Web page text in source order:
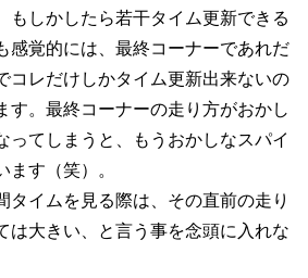
もしかしたら若干タイム更新できる
感覚的には、最終コーナーであれだ
コレだけしかタイム更新出来ないの
す。最終コーナーの走り方がおかし
ってしまうと、もうおかしなスパイ
す（笑）。
タイムを見る際は、その直前の走り
は大きい、と言う事を念頭に入れな